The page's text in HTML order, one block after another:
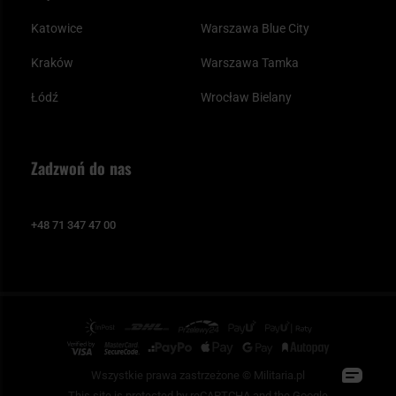
Katowice
Kraków
Łódź
Warszawa Blue City
Warszawa Tamka
Wrocław Bielany
Zadzwoń do nas
+48 71 347 47 00
Wszystkie prawa zastrzeżone © Militaria.pl